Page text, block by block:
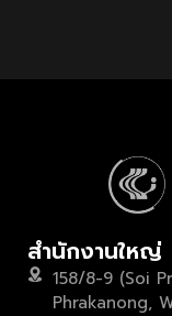
สำนักงานใหญ่
158/8-9 (Soi
Phrakanong,